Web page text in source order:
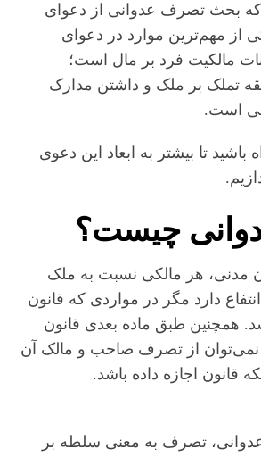
که بحث تصرف عدوانی از دعوای
از مهم‌ترین موارد در دعوای
مالکیت فرد بر مال است؛
تملک بر ملک و داشتن مدارک
است.
باشید تا بیشتر به ابعاد این دعوی
چیست؟
۳۰ قانون مدنی، هر مالکی نسبت به ملک
دارد مگر در مواردی که قانون
همچنین طبق ماده بعدی قانون
نمی‌توان از تصرف صاحب و مالک آن
قانون اجازه داده باشد.
تصرف به معنی سلطه بر